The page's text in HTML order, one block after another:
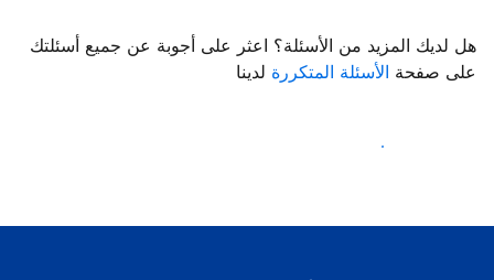
هل لديك المزيد من الأسئلة؟ اعثر على أجوبة عن جميع أسئلتك
على صفحة الأسئلة المتكررة لدينا
ابدأ باستقبال الضيوف